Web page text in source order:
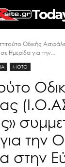
Οδικής
Ημερίδα για την...
MOTO
την
στην